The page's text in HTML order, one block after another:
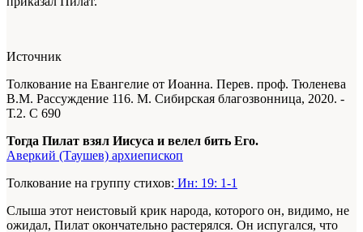
Источник
Толкование на Евангелие от Иоанна. Перев. проф. Тюленева
В.М. Рассуждение 116. М. Сибирская благозвонница, 2020. -
Т.2. С 690
Тогда Пилат взял Иисуса и велел бить Его.
Аверкий (Таушев) архиепископ
Толкование на группу стихов: Ин: 19: 1-1
Слыша этот неистовый крик народа, которого он, видимо, не
ожидал, Пилат окончательно растерялся. Он испугался, что